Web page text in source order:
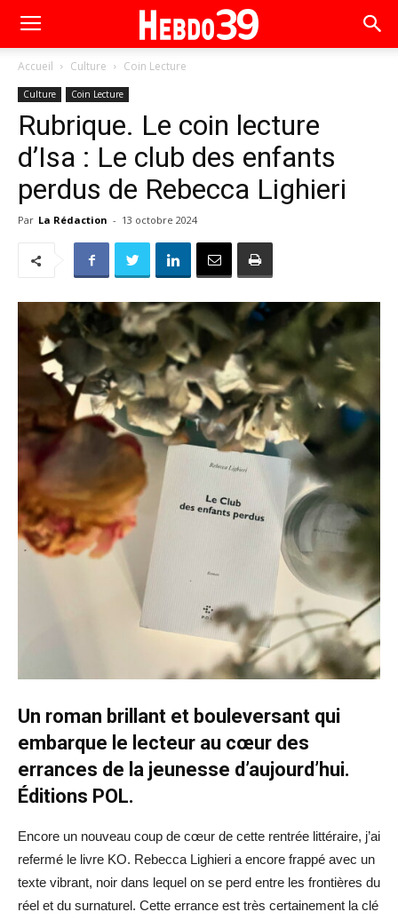
Accueil Culture Coin Lecture
Culture Coin Lecture
Rubrique. Le coin lecture
d’Isa : Le club des enfants
perdus de Rebecca Lighieri
Par La Rédaction - 13 octobre 2024
Un roman brillant et bouleversant qui
embarque le lecteur au cœur des
errances de la jeunesse d’aujourd’hui.
Éditions POL.
Encore un nouveau coup de cœur de cette rentrée littéraire, j’ai
refermé le livre KO. Rebecca Lighieri a encore frappé avec un
texte vibrant, noir dans lequel on se perd entre les frontières du
réel et du surnaturel. Cette errance est très certainement la clé